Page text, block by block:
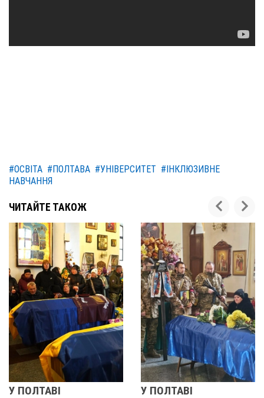
#ОСВІТА #ПОЛТАВА #УНІВЕРСИТЕТ #ІНКЛЮЗИВНЕ
НАВЧАННЯ
ЧИТАЙТЕ ТАКОЖ
У ПОЛТАВІ
РЕВОЛЮЦІЯ